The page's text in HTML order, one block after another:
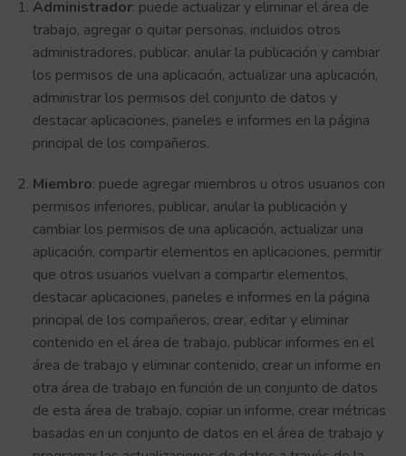
Administrador: puede actualizar y eliminar el área de
trabajo, agregar o quitar personas, incluidos otros
administradores, publicar, anular la publicación y cambiar
los permisos de una aplicación, actualizar una aplicación,
administrar los permisos del conjunto de datos y
destacar aplicaciones, paneles e informes en la página
principal de los compañeros.
Miembro: puede agregar miembros u otros usuarios con
permisos inferiores, publicar, anular la publicación y
cambiar los permisos de una aplicación, actualizar una
aplicación, compartir elementos en aplicaciones, permitir
que otros usuarios vuelvan a compartir elementos,
destacar aplicaciones, paneles e informes en la página
principal de los compañeros, crear, editar y eliminar
contenido en el área de trabajo, publicar informes en el
área de trabajo y eliminar contenido, crear un informe en
otra área de trabajo en función de un conjunto de datos
de esta área de trabajo, copiar un informe, crear métricas
basadas en un conjunto de datos en el área de trabajo y